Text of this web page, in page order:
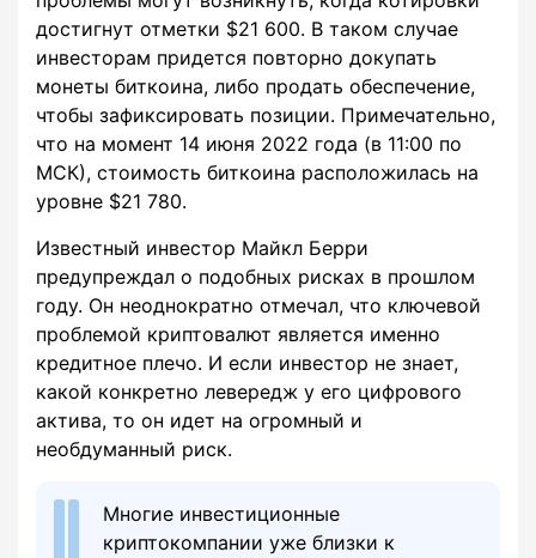
достигнут отметки $21 600. В таком случае
инвесторам придется повторно докупать
монеты биткоина, либо продать обеспечение,
чтобы зафиксировать позиции. Примечательно,
что на момент 14 июня 2022 года (в 11:00 по
МСК), стоимость биткоина расположилась на
уровне $21 780.
Известный инвестор Майкл Берри
предупреждал о подобных рисках в прошлом
году. Он неоднократно отмечал, что ключевой
проблемой криптовалют является именно
кредитное плечо. И если инвестор не знает,
какой конкретно левередж у его цифрового
актива, то он идет на огромный и
необдуманный риск.
Многие инвестиционные
криптокомпании уже близки к